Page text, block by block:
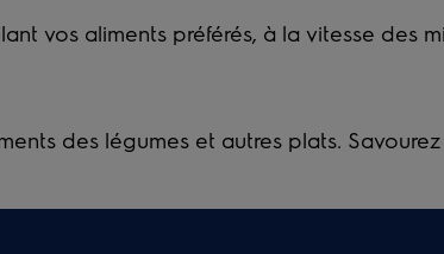
vos aliments préférés, à la vitesse des
des légumes et autres plats.